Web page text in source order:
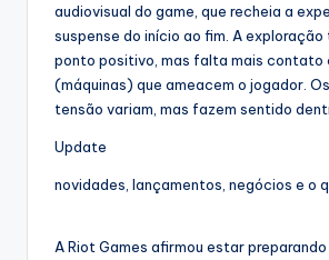
audiovisual do game, que recheia a
suspense do início ao fim. A exploração
ponto positivo, mas falta mais contato
(máquinas) que ameacem o jogador.
tensão variam, mas fazem sentido
Update
novidades, lançamentos, negócios e o
A Riot Games afirmou estar preparando